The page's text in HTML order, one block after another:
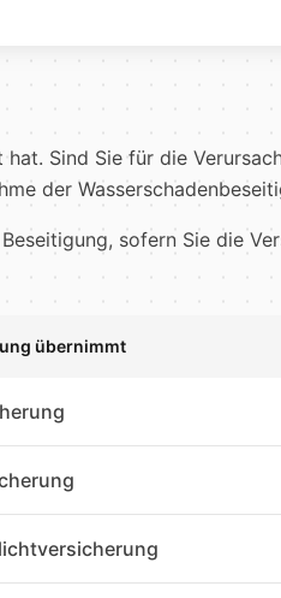
Sind Sie für die
der
sofern Sie die
übernimmt